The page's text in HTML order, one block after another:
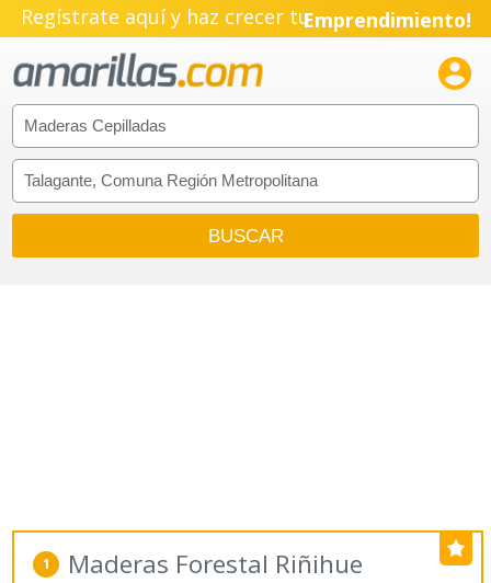
Regístrate aquí y haz crecer tuEmprendimiento!

1 Maderas Forestal Riñihue